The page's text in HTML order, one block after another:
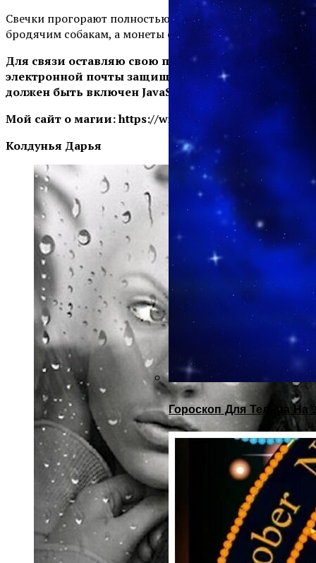
Гороскоп Для Тельца На
Свечки прогорают полностью. Хлеб надо скормить
бродячим собакам, а монеты отдать как милостыню.
Для связи оставляю свою почту
Этот адрес
электронной почты защищён от спам-ботов. У вас
должен быть включен JavaScript для просмотра.
Мой сайт о магии:https://witchworld.ru/
Колдунья Дарья